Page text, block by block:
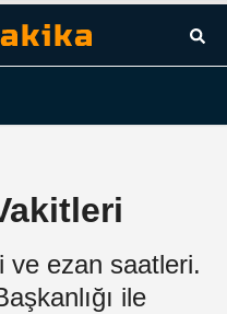
ve ezan saatleri.
ile